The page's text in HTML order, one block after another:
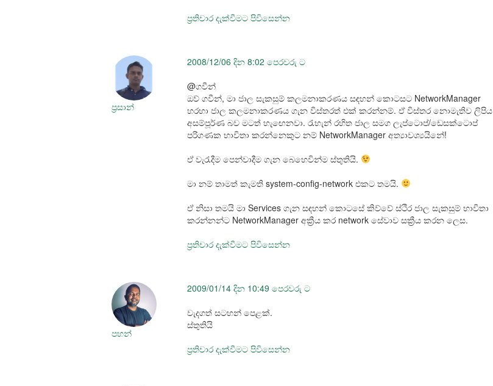
ප්‍රතිචාර දැක්වීමට පිවිසෙන්න
ප්‍රසාන්
2008/12/06 දින 8:02 පෙරවරු ට
@ගවීන්
ඔව් ගවීන්, මා ජාල සැකසුම් කලමනාකරණය සඳහන් කොටසට NetworkManager
හරහා ජාල කලමනාකරණය ගැන විස්තරත් එක් කරන්නම්. ඒ විස්තර නොමැතිව ලිපිය
අසම්පූර්ණ බව මටත් හැඟෙනවා. රැහැන් රහිත ජාල සමග ලැප්ටොප්/ඩෙසක්ටොප්
පරිගණක භාවිතා කරන්නෙකුට නම් NetworkManager අත්‍යාවශ්‍යයිනේ!
ඒ වැරැදීම පෙන්වාදීම ගැන බෙහෙවින්ම ස්තුතියි.
මා නම් තාමත් කැමති system-config-network එකට තමයි.
ඒ නිසා තමයි මා Services ගැන සඳහන් කොටසේ කිව්වේ ස්ථිර ජාල සැකසුම් භාවිතා
කරන්නන්ට NetworkManager අක්‍රීය කර network සේවාව සක්‍රීය කරන ලෙස.
ප්‍රතිචාර දැක්වීමට පිවිසෙන්න
පහන්
2009/01/14 දින 10:49 පෙරවරු ට
වැදගත් සටහන් පෙළක්.
ස්තුතියි
ප්‍රතිචාර දැක්වීමට පිවිසෙන්න